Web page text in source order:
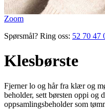
Zoom
Spørsmål? Ring oss: 52 70 47
Klesbørste
Fjerner lo og hår fra klær og
beholder, sett børsten oppi og
oppsamlingsbeholder som